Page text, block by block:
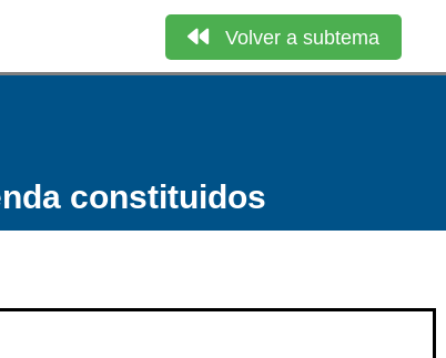
Volver a subtema
constituidos